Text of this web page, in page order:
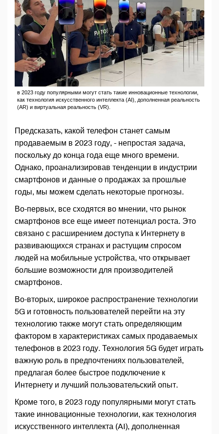
в 2023 году популярными могут стать такие инновационные технологии,
как технология искусственного интеллекта (AI), дополненная реальность
(AR) и виртуальная реальность (VR).
Предсказать, какой телефон станет самым
продаваемым в 2023 году, - непростая задача,
поскольку до конца года еще много времени.
Однако, проанализировав тенденции в индустрии
смартфонов и данные о продажах за прошлые
годы, мы можем сделать некоторые прогнозы.
Во-первых, все сходятся во мнении, что рынок
смартфонов все еще имеет потенциал роста. Это
связано с расширением доступа к Интернету в
развивающихся странах и растущим спросом
людей на мобильные устройства, что открывает
большие возможности для производителей
смартфонов.
Во-вторых, широкое распространение технологии
5G и готовность пользователей перейти на эту
технологию также могут стать определяющим
фактором в характеристиках самых продаваемых
телефонов в 2023 году. Технология 5G будет играть
важную роль в предпочтениях пользователей,
предлагая более быстрое подключение к
Интернету и лучший пользовательский опыт.
Кроме того, в 2023 году популярными могут стать
такие инновационные технологии, как технология
искусственного интеллекта (AI), дополненная